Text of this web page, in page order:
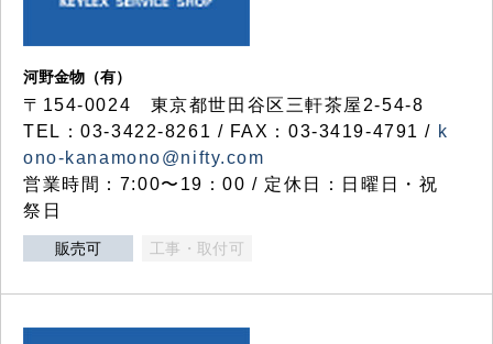
河野金物（有）
〒154-0024 東京都世田谷区三軒茶屋2-54-8
TEL：03-3422-8261 / FAX：03-3419-4791 / k
ono-kanamono@nifty.com
営業時間：7:00〜19：00 / 定休日：日曜日・祝
祭日
販売可 工事・取付可